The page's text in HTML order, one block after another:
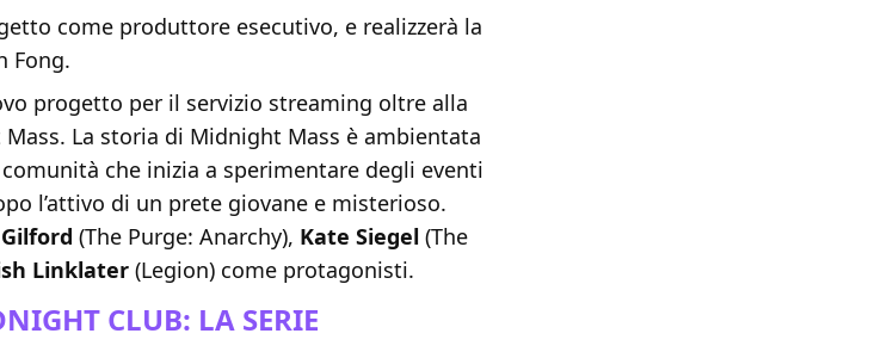
come produttore esecutivo, e realizzerà la
Fong.
progetto per il servizio streaming oltre alla
La storia di Midnight Mass è ambientata
che inizia a sperimentare degli eventi
l’attivo di un prete giovane e misterioso.
(The Purge: Anarchy), Kate Siegel (The
Linklater (Legion) come protagonisti.
CLUB: LA SERIE